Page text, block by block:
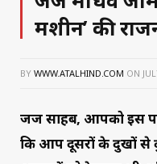
मशीन’ की
BY WWW.ATALHIND.COM ON
जज साहब, आपको इस पद
कि आप दूसरों के दुखों से